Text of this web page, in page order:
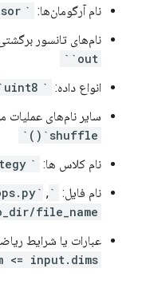
نام آرگومان‌ها: `input`
نام‌های تانسور
`out`
انواع داده: `int32`
`uint8`
سایر نام‌های عملیات
`shuffle()`
نام کلاس ها: `tf.Tensor`
نام فایل: `image_ops.py`
,
file_name`
عبارات یا شرایط
<= input.dims()`